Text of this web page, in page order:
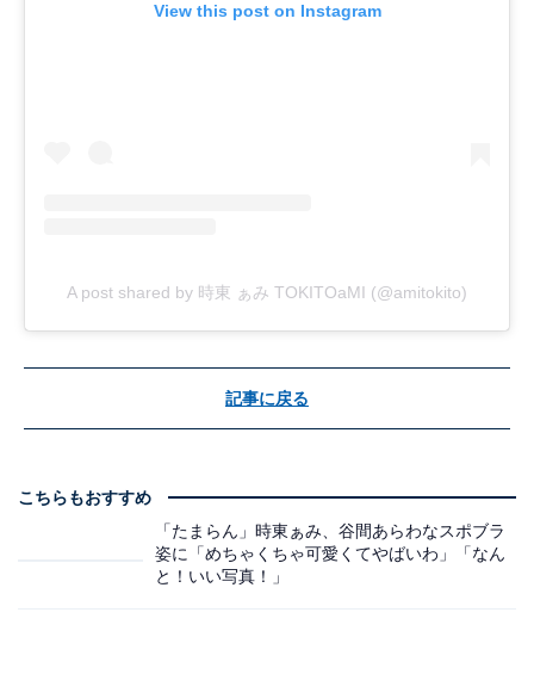
View this post on Instagram
A post shared by 時東 ぁみ TOKITOaMI (@amitokito)
記事に戻る
こちらもおすすめ
「たまらん」時東ぁみ、谷間あらわなスポブラ
姿に「めちゃくちゃ可愛くてやばいわ」「なん
と！いい写真！」